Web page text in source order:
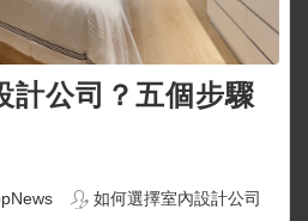
計公司？五個步驟
如何選擇室內設計公司